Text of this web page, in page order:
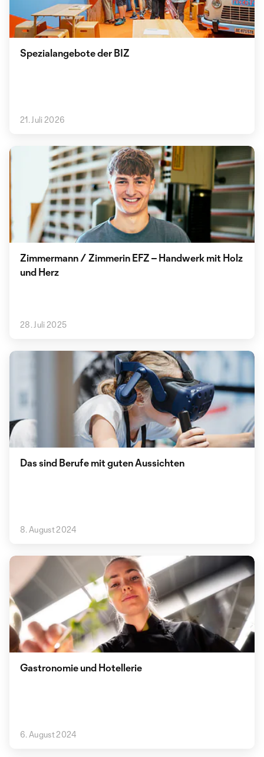
Spezialangebote der BIZ
21. Juli 2026
Zimmermann / Zimmerin EFZ – Handwerk mit Holz
und Herz
28. Juli 2025
Das sind Berufe mit guten Aussichten
8. August 2024
Gastronomie und Hotellerie
6. August 2024